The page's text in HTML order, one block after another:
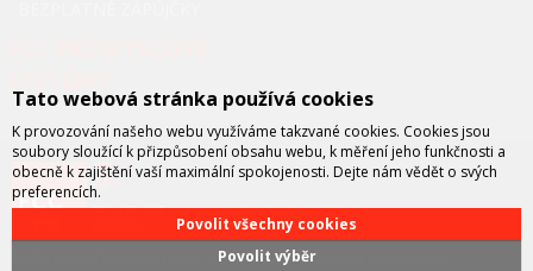
je technicko – obchodní společností,
Tato webová stránka používá cookies
K provozování našeho webu využíváme takzvané cookies. Cookies jsou
soubory sloužící k přizpůsobení obsahu webu, k měření jeho funkčnosti a
obecně k zajištění vaší maximální spokojenosti. Dejte nám vědět o svých
preferencích.
Povolit výběr
Povolit všechny cookies